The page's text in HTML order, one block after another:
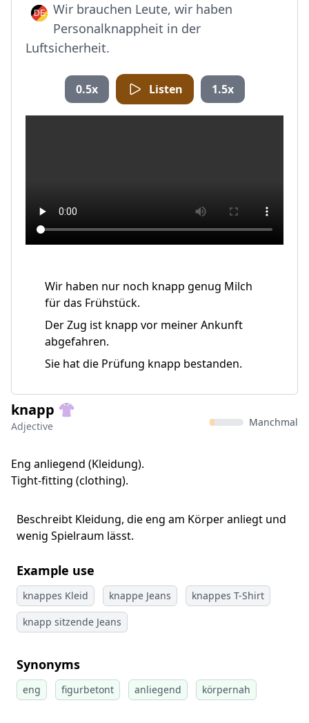
Wir brauchen Leute, wir haben
Personalknappheit in der
Luftsicherheit.
0.5x Listen 1.5x
Wir haben nur noch knapp genug Milch
für das Frühstück.
Der Zug ist knapp vor meiner Ankunft
abgefahren.
Sie hat die Prüfung knapp bestanden.
knapp 👚
Adjective Manchmal
Eng anliegend (Kleidung).
Tight-fitting (clothing).
Beschreibt Kleidung, die eng am Körper anliegt und
wenig Spielraum lässt.
Example use
knappes Kleid knappe Jeans
knappes T-Shirt
knapp sitzende Jeans
Synonyms
eng figurbetont anliegend körpernah